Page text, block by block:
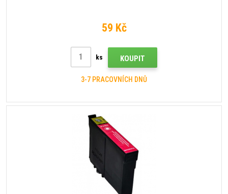
59 Kč
ks KOUPIT
3-7 PRACOVNÍCH DNŮ